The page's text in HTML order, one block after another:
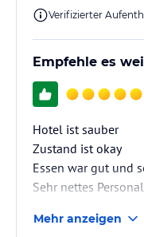
Verifizierter
Empfehle es
Hotel ist sauber
Zustand ist okay
Essen war gut und
Sehr nettes Personal
Minuten zu Fuß
Mehr anzeigen